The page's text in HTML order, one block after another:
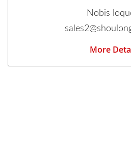
Nobis
More